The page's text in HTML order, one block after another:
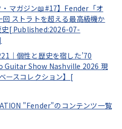
・マガジン📖#17】Fender「オ
ストラトを超える最高級機か
史[ Published:2026-07-
｜個性と歴史を宿した’70
Guitar Show Nashville 2026 現
ースコレクション】[
"Fender"のコンテンツ一覧